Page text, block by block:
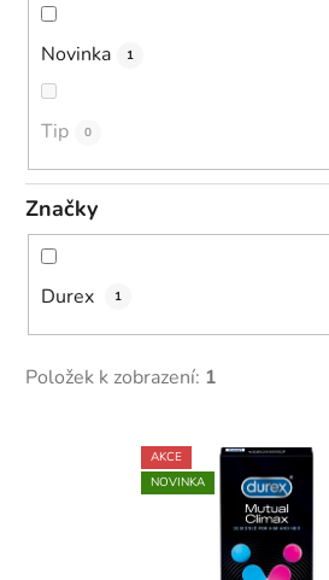
Novinka 1
Tip 0
Značky
Durex 1
Položek k zobrazení: 1
AKCE
NOVINKA